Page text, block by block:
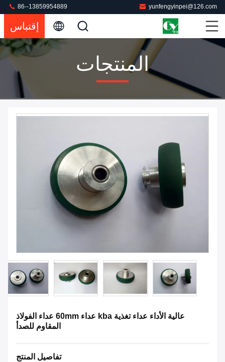
yunfengyinpei@126.com
86--13859954889
إقتباس
المنتجات
عالية الأداء عداء تغذية kba عداء 60mm عداء الفولاذ
المقاوم للصدأ
تفاصيل المنتج